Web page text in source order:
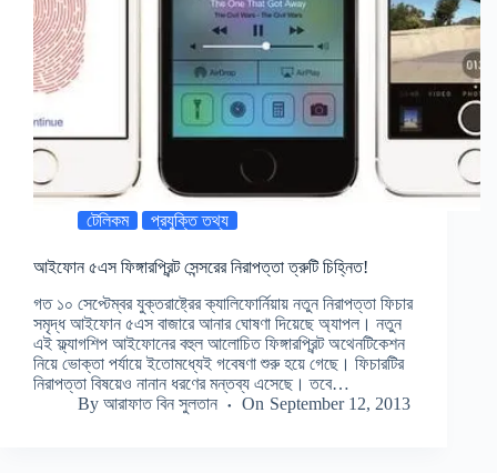
টেলিকম প্রযুক্তি তথ্য
আইফোন ৫এস ফিঙ্গারপ্রিন্ট সেন্সরের নিরাপত্তা ত্রুটি চিহ্নিত!
গত ১০ সেপ্টেম্বর যুক্তরাষ্ট্রের ক্যালিফোর্নিয়ায় নতুন নিরাপত্তা ফিচার
সমৃদ্ধ আইফোন ৫এস বাজারে আনার ঘোষণা দিয়েছে অ্যাপল। নতুন
এই ফ্ল্যাগশিপ আইফোনের বহুল আলোচিত ফিঙ্গারপ্রিন্ট অথেনটিকেশন
নিয়ে ভোক্তা পর্যায়ে ইতোমধ্যেই গবেষণা শুরু হয়ে গেছে। ফিচারটির
নিরাপত্তা বিষয়েও নানান ধরণের মন্তব্য এসেছে। তবে…
By আরাফাত বিন সুলতান On September 12, 2013